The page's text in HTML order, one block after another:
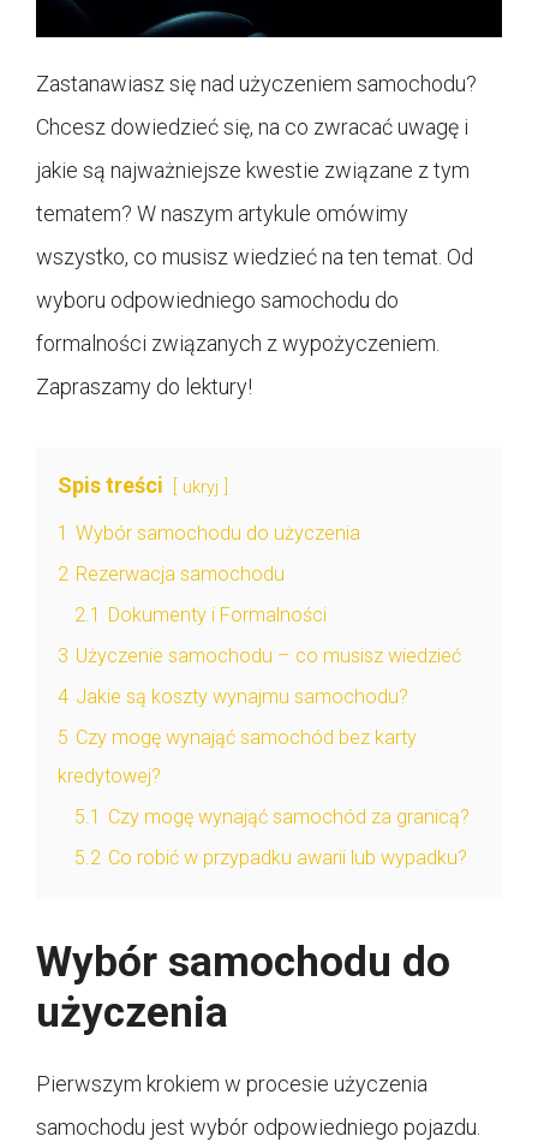
Zastanawiasz się nad użyczeniem samochodu?
Chcesz dowiedzieć się, na co zwracać uwagę i
jakie są najważniejsze kwestie związane z tym
tematem? W naszym artykule omówimy
wszystko, co musisz wiedzieć na ten temat. Od
wyboru odpowiedniego samochodu do
formalności związanych z wypożyczeniem.
Zapraszamy do lektury!
Spis treści ukryj
1 Wybór samochodu do użyczenia
2 Rezerwacja samochodu
2.1
Dokumenty i Formalności
3 Użyczenie samochodu – co musisz wiedzieć
4 Jakie są koszty wynajmu samochodu?
5 Czy mogę wynająć samochód bez karty
kredytowej?
5.1 Czy mogę wynająć samochód za granicą?
5.2 Co robić w przypadku awarii lub wypadku?
Wybór samochodu do
użyczenia
Pierwszym krokiem w procesie użyczenia
samochodu jest wybór odpowiedniego pojazdu.